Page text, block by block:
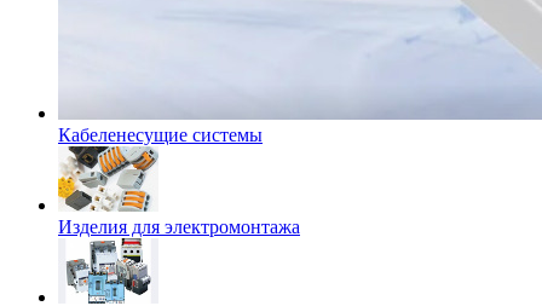
Кабеленесущие системы
Изделия для электромонтажа